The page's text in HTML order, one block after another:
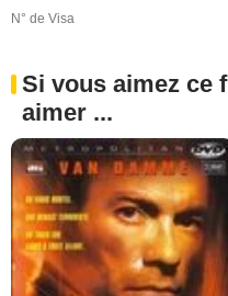
N° de Visa
Si vous aimez ce
aimer ...